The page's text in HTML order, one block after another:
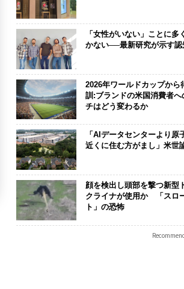
「女性がいない」ことに多
かない──最新研究が示す認
2026年ワールドカップから
訓:ブランドの米国消費者へ
チはどう変わるか
「AIデータセンターより原
近くに住む方がまし」米世
顔を検出し頭部を撃つ新型
クライナが使用か 「スロ
ト」の恐怖